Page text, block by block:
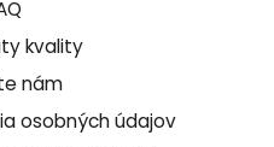
kvality
nám
osobných údajov